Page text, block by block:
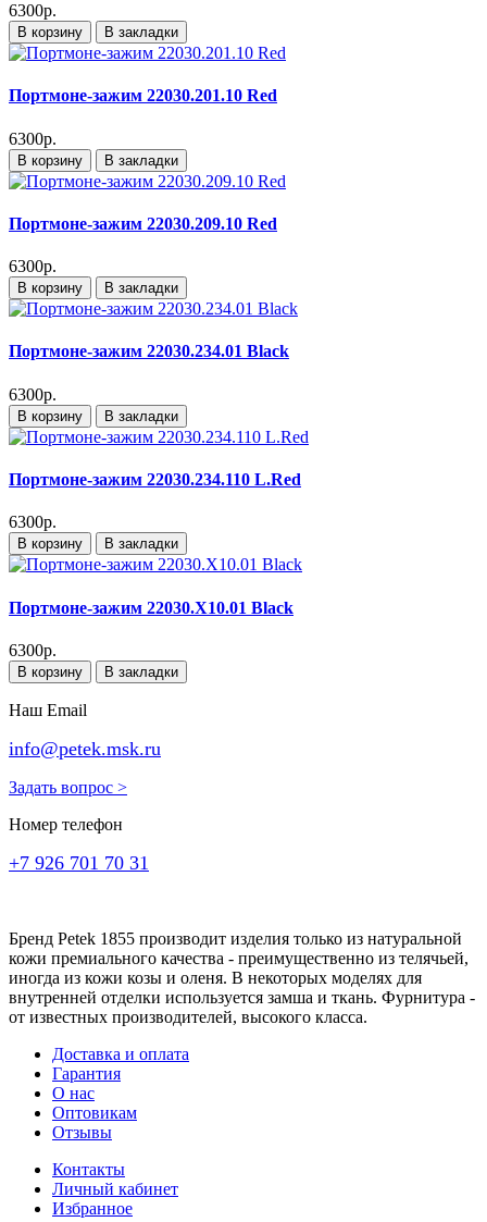
6300р.
В корзину В закладки
Портмоне-зажим 22030.201.10 Red
6300р.
В корзину В закладки
Портмоне-зажим 22030.209.10 Red
6300р.
В корзину В закладки
Портмоне-зажим 22030.234.01 Black
6300р.
В корзину В закладки
Портмоне-зажим 22030.234.110 L.Red
6300р.
В корзину В закладки
Портмоне-зажим 22030.X10.01 Black
6300р.
В корзину В закладки
Наш Email
info@petek.msk.ru
Задать вопрос >
Номер телефон
+7 926 701 70 31
Бренд Petek 1855 производит изделия только из натуральной
кожи премиального качества - преимущественно из телячьей,
иногда из кожи козы и оленя. В некоторых моделях для
внутренней отделки используется замша и ткань. Фурнитура -
от известных производителей, высокого класса.
Доставка и оплата
Гарантия
О нас
Оптовикам
Отзывы
Контакты
Личный кабинет
Избранное